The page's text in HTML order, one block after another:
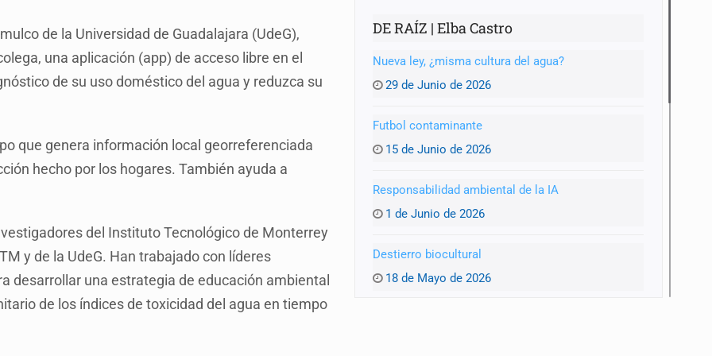
Santa Tere
por caso Ayotzinapa y promete justicia
su implicación en desapariciones forzadas
de la Universidad de Guadalajara (UdeG),
una aplicación (app) de acceso libre en el
de su uso doméstico del agua y reduzca su
que genera información local georreferenciada
hecho por los hogares. También ayuda a
del Instituto Tecnológico de Monterrey
y de la UdeG. Han trabajado con líderes
desarrollar una estrategia de educación ambiental
de los índices de toxicidad del agua en tiempo
DE RAÍZ | Elba Castro
Nueva ley, ¿misma cultura del agua?
29 de Junio de 2026
Futbol contaminante
15 de Junio de 2026
Responsabilidad ambiental de la IA
1 de Junio de 2026
Destierro biocultural
18 de Mayo de 2026